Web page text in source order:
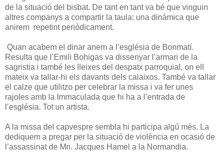
de la situació del bisbat. De tant en tant va bé que vinguin
altres companys a compartir la taula: una dinàmica que
anirem repetint periòdicament.
Quan acabem el dinar anem a l’església de Bonmatí.
Resulta que l’Emili Bohigas va dissenyar l’armari de la
sagristia i també les lleixes del despatx parroquial, on ell
mateix va tallar-hi els davants dels calaixos. També va tallar
el calze que utilitzo per celebrar la missa i va fer unes
rajoles amb la Immaculada que hi ha a l’entrada de
l’església. Tot un artista.
A la missa del capvespre sembla hi participa algú més. La
dediquem a pregar per la situació de violència en ocasió de
l’assassinat de Mn. Jacques Hamel a la Normandia.